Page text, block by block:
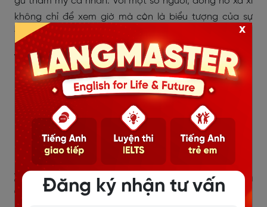
không chỉ để xem giờ mà còn là biểu tượng của sự
thành công và tinh tế.
Từ vựng ghi điểm:
social status – địa vị xã hội
personal taste – gu thẩm mỹ cá nhân
symbol of success – biểu tượng của sự thành
công
sophistication – sự tinh tế
2.6. Have you ever received a watch
as a gift?Đăng ký nhận tư vấn
x